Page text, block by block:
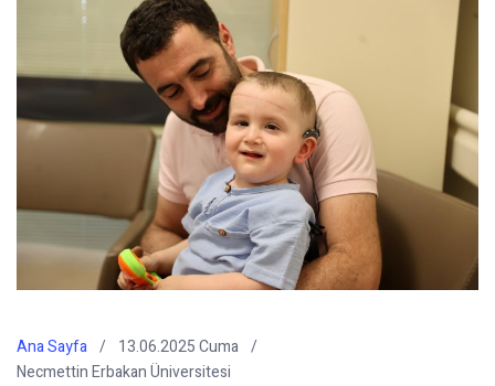
Ana Sayfa
13.06.2025 Cuma
Necmettin Erbakan Üniversitesi